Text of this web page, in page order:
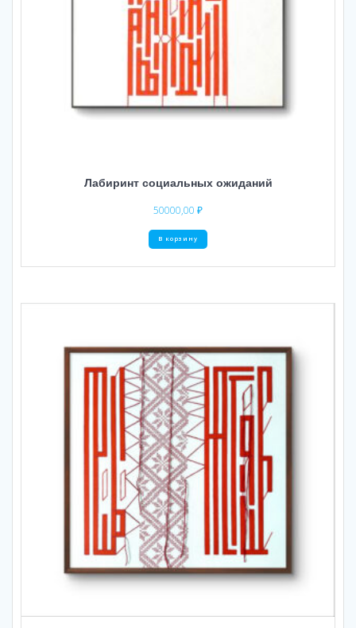
Лабиринт социальных ожиданий
50000,00 ₽
В корзину